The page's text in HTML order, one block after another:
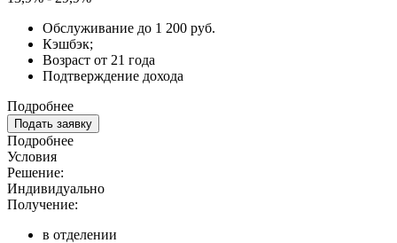
Обслуживание до 1 200 руб.
Кэшбэк;
Возраст от 21 года
Подтверждение дохода
Подробнее
Подать заявку
Подробнее
Условия
Решение:
Индивидуально
Получение:
в отделении